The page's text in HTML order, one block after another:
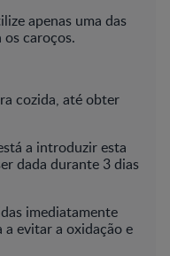
apenas uma das
os caroços.
cozida, até obter
a introduzir esta
dada durante 3 dias
imediatamente
a evitar a oxidação e